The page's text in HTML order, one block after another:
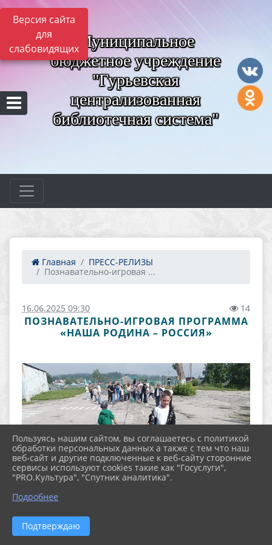
Версия сайта
для
слабовидящих Муниципальное
бюджетное учреждение
"Гурьевская
централизованная
библиотечная система"
Главная
ПРЕСС-РЕЛИЗЫ
Познавательно-игровая ...
16.06.2025 09:30 14
ПОЗНАВАТЕЛЬНО-ИГРОВАЯ ПРОГРАММА
«НАША РОДИНА – РОССИЯ»
Пользуясь нашим сайтом, вы соглашаетесь с политикой
обработки персональных данных а также с тем что наш
веб-сайт и другие подключенные к веб-сайту сторонние
сервисы используют cookies такие как "Госуслуги",
"PRO.Культура", "Спутник аналитика".
Подробнее
Подтверждаю